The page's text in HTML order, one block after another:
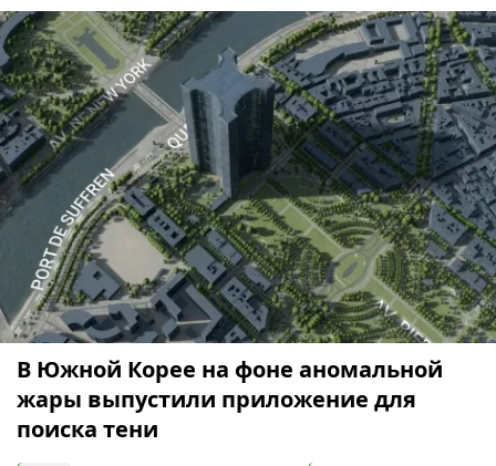
В Южной Корее на фоне аномальной
жары выпустили приложение для
поиска тени